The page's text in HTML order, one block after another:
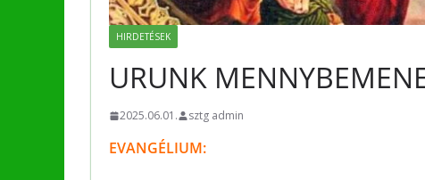
HIRDETÉSEK
URUNK
2025.06.01. sztg admin
EVANGÉLIUM: